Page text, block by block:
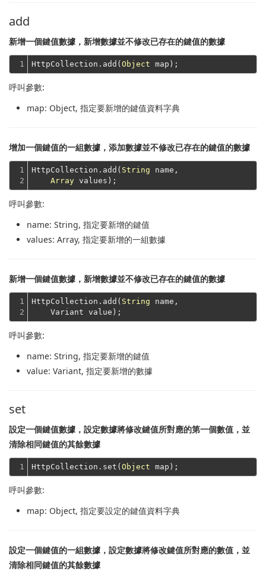
add
新增一個鍵值數據，新增數據並不修改已存在的鍵值的數據
1 HttpCollection.add(Object
呼叫參數:
map: Object, 指定要新增的鍵值資料字典
增加一個鍵值的一組數據，添加數據並不修改已存在的鍵值的數據
1
2
HttpCollection.add( String name,
Array
呼叫參數:
name: String, 指定要新增的鍵值
values: Array, 指定要新增的一組數據
新增一個鍵值數據，新增數據並不修改已存在的鍵值的數據
1
2
HttpCollection.add( String name,
    Variant value);
呼叫參數:
name: String, 指定要新增的鍵值
value: Variant, 指定要新增的數據
set
設定一個鍵值數據，設定數據將修改鍵值所對應的第一個數值，並
清除相同鍵值的其餘數據
1 HttpCollection.set(Object
呼叫參數:
map: Object, 指定要設定的鍵值資料字典
設定一個鍵值的一組數據，設定數據將修改鍵值所對應的數值，並
清除相同鍵值的其餘數據